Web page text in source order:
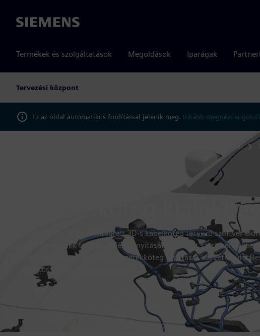
Siemens
Termékek és szolgáltatások Megoldások Iparágak
Tervezési központ
Ez az oldal automatikus fordítással jelenik meg. Inkább megnézi angolul?
Designcenter CAD szoftver
Vezetékköteg
Használja ki a teljesen integrált 3D-s kábelköteg tervező szoftver
teszi a hevederek tervezését és irányítását összetett
képességei lehetővé teszik a vezetékköteg gyártását közvetlenül a
termékösszeállítási modellekből.